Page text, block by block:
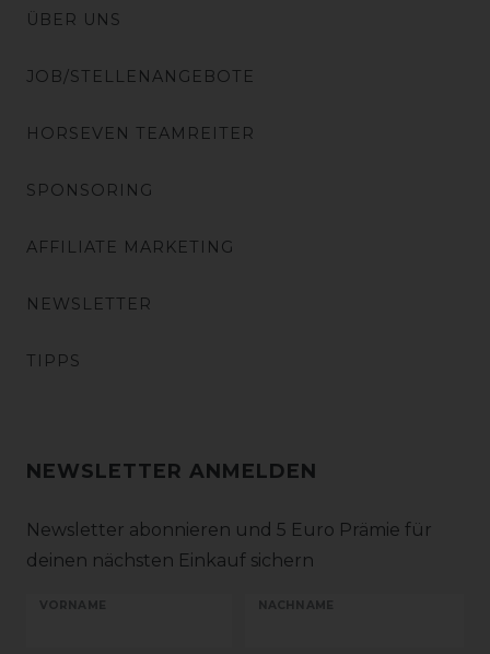
ÜBER UNS
JOB/STELLENANGEBOTE
HORSEVEN TEAMREITER
SPONSORING
AFFILIATE MARKETING
NEWSLETTER
TIPPS
NEWSLETTER ANMELDEN
Newsletter abonnieren und 5 Euro Prämie für
deinen nächsten Einkauf sichern
VORNAME NACHNAME